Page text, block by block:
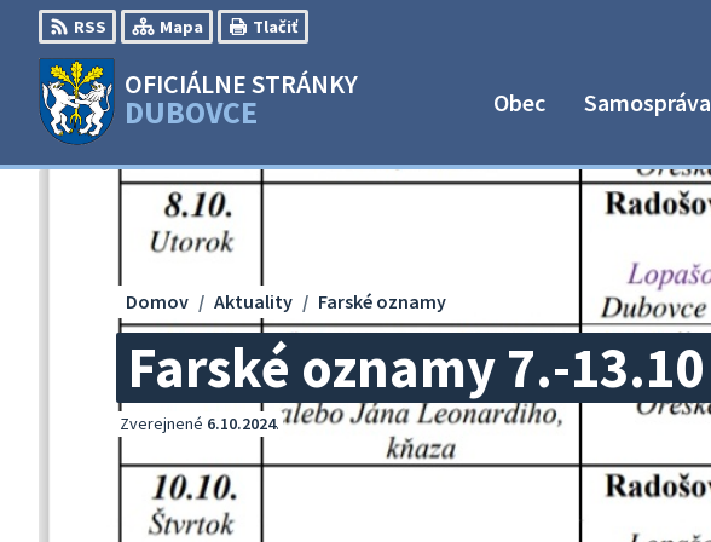
Preskočiť
na
obsah
RSS Mapa Tlačiť
OFICIÁLNE STRÁNKY
DUBOVCE Obec Samospráva
Farské oznamy 7.-13.10
Domov Aktuality Farské oznamy
Zverejnené 6.10.2024.